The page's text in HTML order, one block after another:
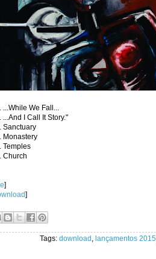
...While We Fall...
...And I Call It Story."
Sanctuary
Monastery
Temples
Church
]
]
Tags: download , lançamentos 2015